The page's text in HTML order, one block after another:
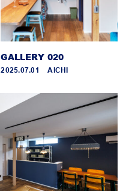
GALLERY 020
2025.07.01 _ AICHI